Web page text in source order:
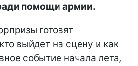
помощи армии.
готовят
выйдет на сцену и как
событие начала лета,